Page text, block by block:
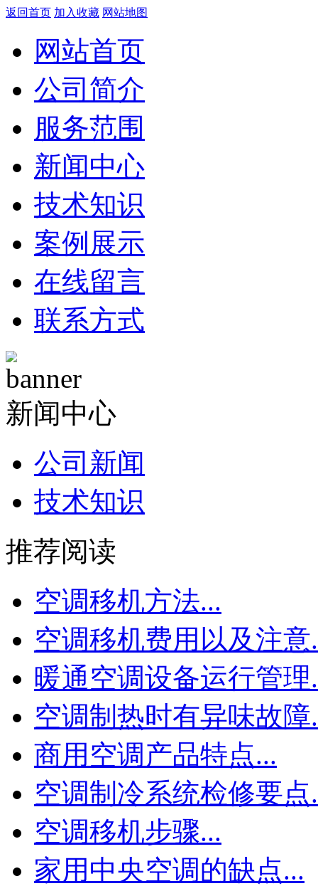
返回首页 加入收藏 网站地图
网站首页
公司简介
服务范围
新闻中心
技术知识
案例展示
在线留言
联系方式
新闻中心
公司新闻
技术知识
推荐阅读
空调移机方法...
空调移机费用以及注意
暖通空调设备运行管理
空调制热时有异味故障
商用空调产品特点...
空调制冷系统检修要点
空调移机步骤...
家用中央空调的缺点...